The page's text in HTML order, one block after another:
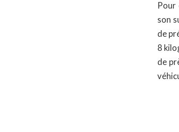
Pour
son
de
8
de